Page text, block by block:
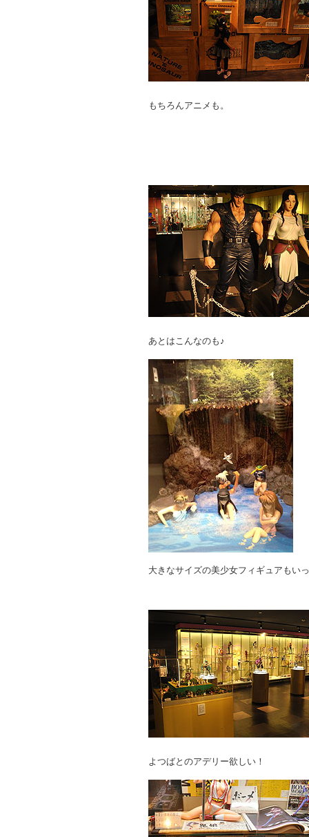
もちろんアニメも。
あとはこんなのも♪
大きなサイズの美少女フィギュアもい
よつばとのアデリー欲しい！